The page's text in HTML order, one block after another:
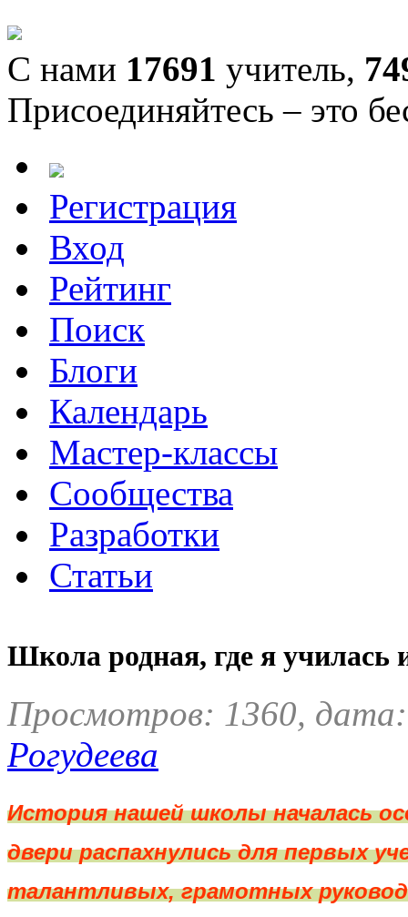
С нами 17691 учитель,
Присоединяйтесь – это
Регистрация
Вход
Рейтинг
Поиск
Блоги
Календарь
Мастер-классы
Сообщества
Разработки
Статьи
Школа родная, где я училась
Просмотров: 1360,
Рогудеева
История нашей школы началась
двери распахнулись для первых
талантливых, грамотных